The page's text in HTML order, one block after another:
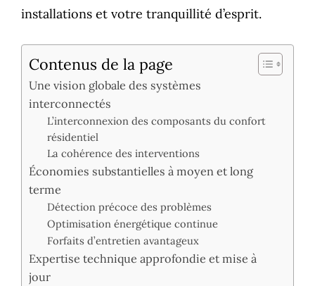
installations et votre tranquillité d’esprit.
Contenus de la page
Une vision globale des systèmes
interconnectés
L’interconnexion des composants du confort
résidentiel
La cohérence des interventions
Économies substantielles à moyen et long
terme
Détection précoce des problèmes
Optimisation énergétique continue
Forfaits d’entretien avantageux
Expertise technique approfondie et mise à
jour